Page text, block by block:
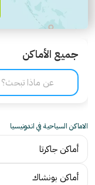
جميع الأماكن
الاماكن السياحية في اندونيسيا
أماكن جاكرتا
أماكن بونشاك